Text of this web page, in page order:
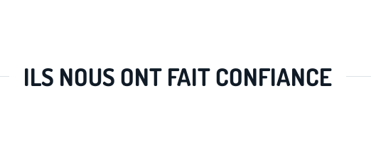
ILS NOUS ONT FAIT CONFIANCE